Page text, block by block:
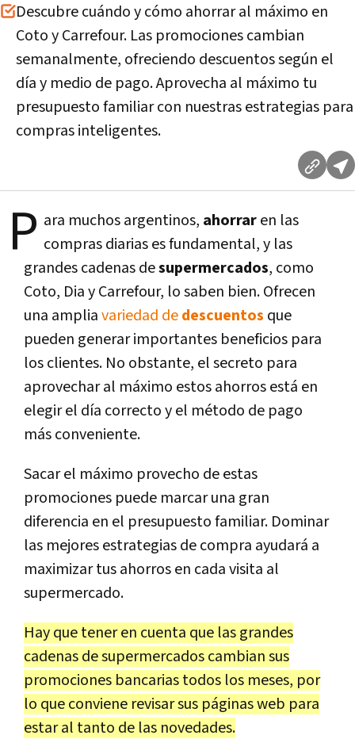
Descubre cuándo y cómo ahorrar al máximo en
Coto y Carrefour. Las promociones cambian
semanalmente, ofreciendo descuentos según el
día y medio de pago. Aprovecha al máximo tu
presupuesto familiar con nuestras estrategias para
compras inteligentes.
P ara muchos argentinos, ahorraren las
compras diarias es fundamental, y las
grandes cadenas desupermercados, como
Coto, Dia y Carrefour, lo saben bien. Ofrecen
una ampliavariedad dedescuentos que
pueden generar importantes beneficios para
los clientes. No obstante, el secreto para
aprovechar al máximo estos ahorros está en
elegir el día correcto y el método de pago
más conveniente.
Sacar el máximo provecho de estas
promociones puede marcar una gran
diferencia en el presupuesto familiar. Dominar
las mejores estrategias de compra ayudará a
maximizar tus ahorros en cada visita al
supermercado.
Hay que tener en cuenta que las grandes
cadenas de supermercados cambian sus
promociones bancarias todos los meses, por
lo que conviene revisar sus páginas web para
estar al tanto de las novedades.